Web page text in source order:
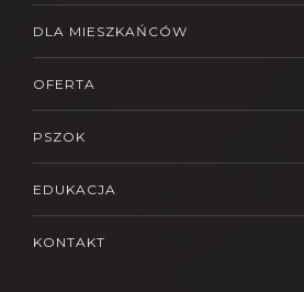
DLA MIESZKAŃCÓW
OFERTA
PSZOK
EDUKACJA
KONTAKT